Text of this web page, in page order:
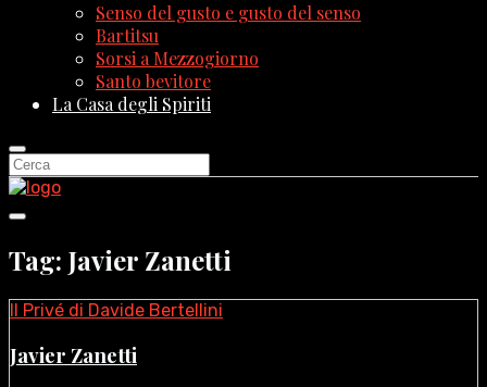
Senso del gusto e gusto del senso
Bartitsu
Sorsi a Mezzogiorno
Santo bevitore
La Casa degli Spiriti
Tag: Javier Zanetti
Il Privé di Davide Bertellini
Javier Zanetti